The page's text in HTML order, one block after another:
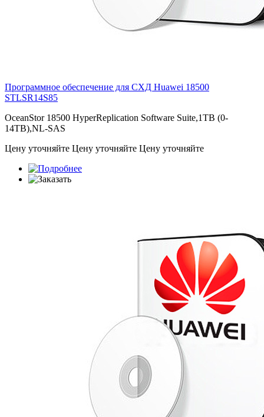
Программное обеспечение для СХД Huawei 18500
STLSR14S85
OceanStor 18500 HyperReplication Software Suite,1TB (0-
14TB),NL-SAS
Цену уточняйте Цену уточняйте Цену уточняйте